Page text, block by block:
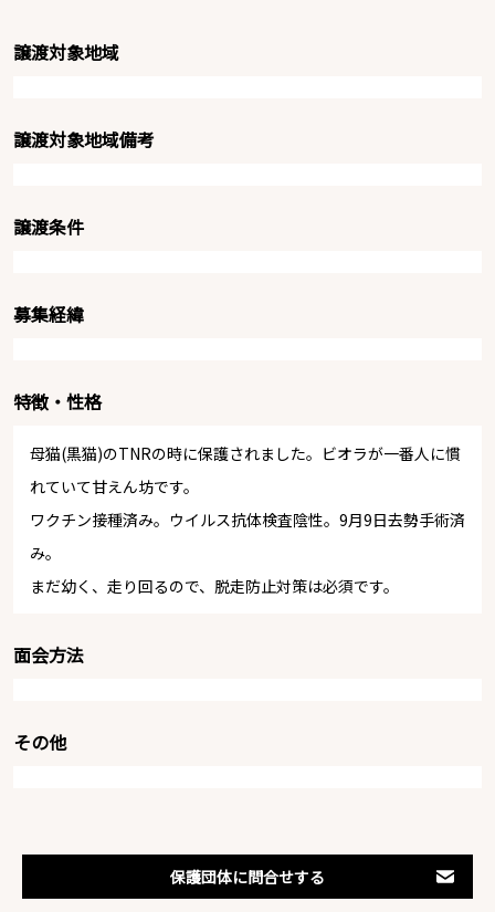
譲渡対象地域
譲渡対象地域備考
譲渡条件
募集経緯
特徴・性格
母猫(黒猫)のTNRの時に保護されました。ビオラが一番人に慣
れていて甘えん坊です。
ワクチン接種済み。ウイルス抗体検査陰性。9月9日去勢手術済
み。
まだ幼く、走り回るので、脱走防止対策は必須です。
面会方法
その他
保護団体に問合せする